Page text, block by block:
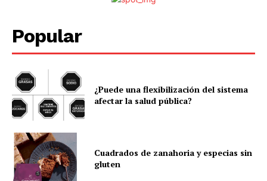
Popular
¿Puede una flexibilización del sistema
afectar la salud pública?
Cuadrados de zanahoria y especias sin
gluten